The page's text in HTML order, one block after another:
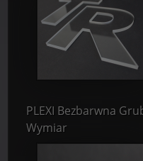
PLEXI Bezbarwna
Wymiar